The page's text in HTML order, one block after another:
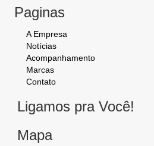
Paginas
A Empresa
Notícias
Acompanhamento
Marcas
Contato
Ligamos pra Você!
Mapa